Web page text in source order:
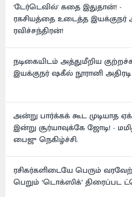
'டேர்டெவில்' கதை இதுதான்! -
ரகசியத்தை உடைத்த இயக்குநர்
ரவிச்சந்திரன்!
நடிகையிடம் அத்துமீறிய
இயக்குநர் ஷகீல் நூரானி
அன்று பார்க்கக் கூட முடியாத
இன்று சூர்யாவுக்கே ஜோடி! -
பைஜு நெகிழ்ச்சி.
ரசிகர்களிடையே பெரும்
பெறும் ‘டொக்ஸிக்’ திரைப்பட